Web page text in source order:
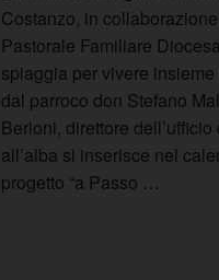
Costanzo, in
Pastorale Familiare
spiaggia per vivere
dal parroco don Stefano
Berloni, direttore
all’alba si inserisce nel
progetto “a Passo …